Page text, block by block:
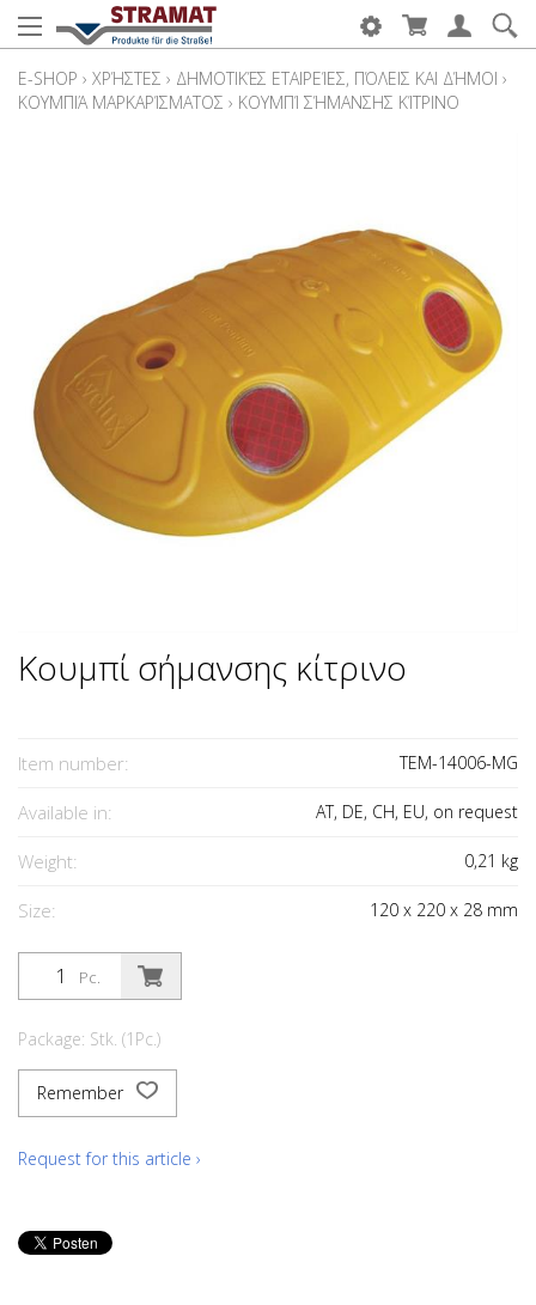
E-SHOP › ΧΡΉΣΤΕΣ › ΔΗΜΟΤΙΚΈΣ ΕΤΑΙΡΕΊΕΣ, ΠΌΛΕΙΣ ΚΑΙ ΔΉΜΟΙ ›
ΚΟΥΜΠΙΆ ΜΑΡΚΑΡΊΣΜΑΤΟΣ › ΚΟΥΜΠΊ ΣΉΜΑΝΣΗΣ ΚΊΤΡΙΝΟ
Κουμπί σήμανσης κίτρινο
Item number: TEM-14006-MG
Available in: AT, DE, CH, EU, on request
Weight: 0,21 kg
Size: 120 x 220 x 28 mm
Pc.
Package: Stk. (1Pc.)
Remember
Request for this article ›